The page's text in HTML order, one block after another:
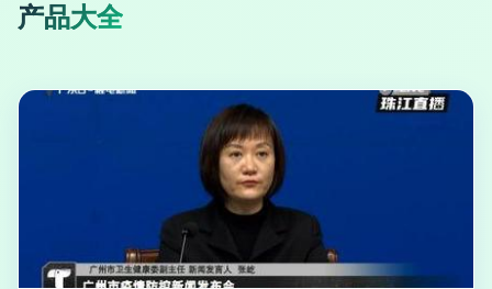
产品大全